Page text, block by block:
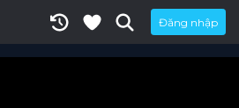
Đăng nhập